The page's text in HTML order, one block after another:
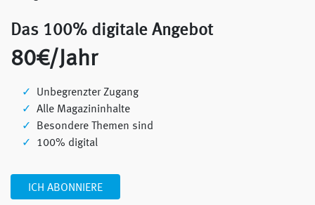
Das 100% digitale Angebot
80€/Jahr
Unbegrenzter Zugang
Alle Magazininhalte
Besondere Themen sind
100% digital
ICH ABONNIERE